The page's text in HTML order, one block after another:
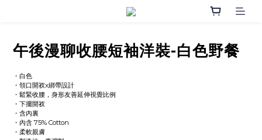
午後漫聊收腰短袖洋裝-白色野餐
・白色
・領口開衩x綁帶設計
・鬆緊收腰，身形友善延伸視覺比例
・下擺開衩
・含內裏
・內含 75% Cotton
・柔軟親膚